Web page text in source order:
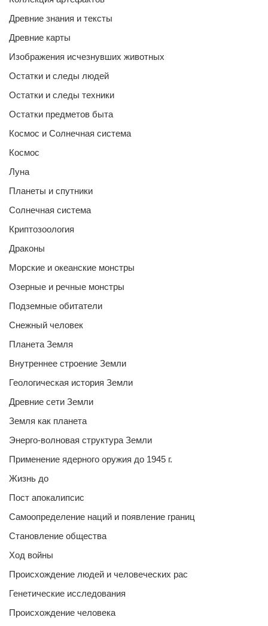
Древние знания и тексты
Древние карты
Изображения исчезнувших животных
Остатки и следы людей
Остатки и следы техники
Остатки предметов быта
Космос и Солнечная система
Космос
Луна
Планеты и спутники
Солнечная система
Криптозоология
Драконы
Морские и океанские монстры
Озерные и речные монстры
Подземные обитатели
Снежный человек
Планета Земля
Внутреннее строение Земли
Геологическая история Земли
Древние сети Земли
Земля как планета
Энерго-волновая структура Земли
Применение ядерного оружия до 1945 г.
Жизнь до
Пост апокалипсис
Самоопределение наций и появление границ
Становление общества
Ход войны
Происхождение людей и человеческих рас
Генетические исследования
Происхождение человека